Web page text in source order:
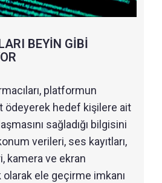
BEYİN GİBİ
platformun
ödeyerek hedef kişilere ait
sağladığı bilgisini
verileri, ses kayıtları,
kamera ve ekran
olarak ele geçirme imkanı